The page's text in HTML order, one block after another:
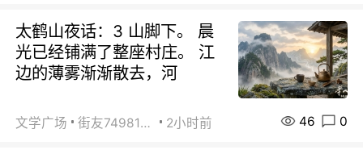
太鹤山夜话：3 山脚下。 晨
光已经铺满了整座村庄。 江
边的薄雾渐渐散去，河
文学广场 街友74981146 2小时前 46 0